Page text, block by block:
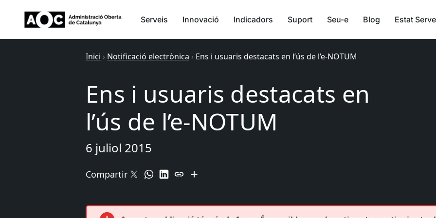
Serveis Innovació Indicadors Suport Seu-e Blog Estat
Inici › Notificació electrònica › Ens i usuaris destacats en l’ús de l’e-NOTUM
Ens i usuaris destacats en
l’ús de l’e-NOTUM
6 juliol 2015
Compartir